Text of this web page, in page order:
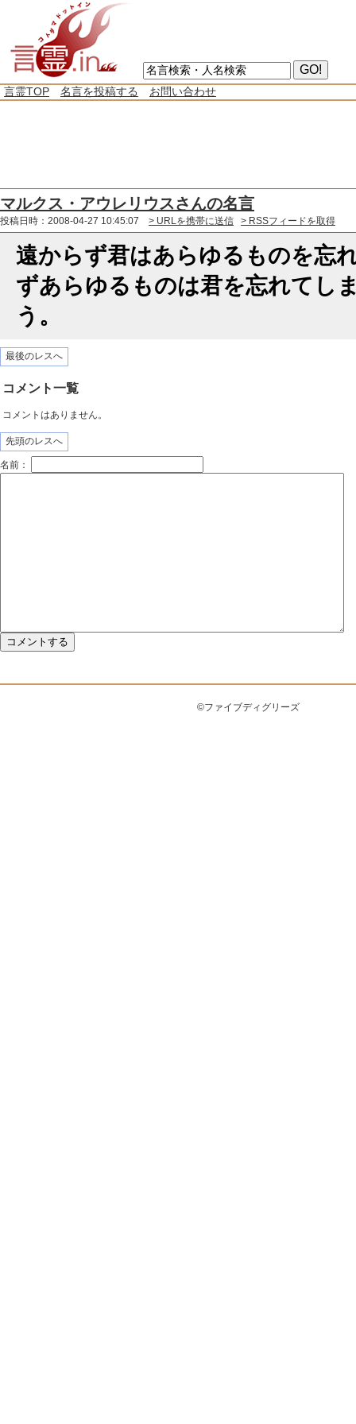
言霊TOP 名言を投稿する お問い合わせ
マルクス・アウレリウスさんの名言
投稿日時：2008-04-27 10:45:07 > URLを携帯に送信 > RSSフィードを取得
遠からず君はあらゆるものを忘
ずあらゆるものは君を忘れてし
う。
最後のレスへ
コメント一覧
コメントはありません。
先頭のレスへ
名前：
©ファイブディグリーズ